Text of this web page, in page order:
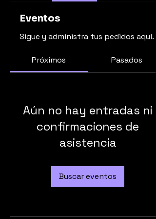
Eventos
Sigue y administra tus pedidos aquí.
Próximos Pasados
Aún no hay entradas ni
confirmaciones de
asistencia
Buscar eventos